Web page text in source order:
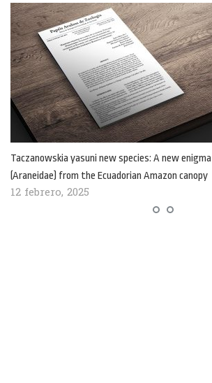
Taczanowskia yasuni new species: A new
(Araneidae) from the Ecuadorian Amazon canopy
12 febrero, 2025